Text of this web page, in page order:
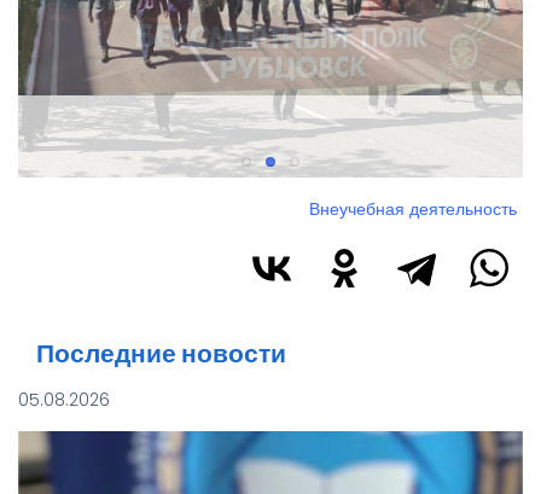
Внеучебная деятельность
Последние новости
05.08.2026